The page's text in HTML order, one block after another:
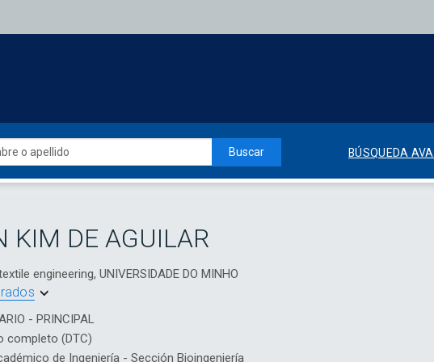
Buscar BÚSQUEDA
KIM DE AGUILAR
engineering, UNIVERSIDADE DO MINHO
- PRINCIPAL
completo (DTC)
de Ingeniería - Sección Bioingeniería